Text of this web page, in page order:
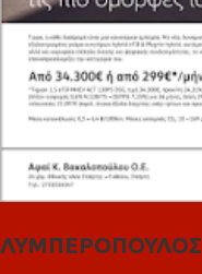
ΛΥΜΠΕΡΟΠΟΥΛΟΣ